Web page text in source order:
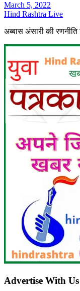
March 5, 2022
Hind Rashtra Live
अब्बास अंसारी की रणनीति
Advertise With Us